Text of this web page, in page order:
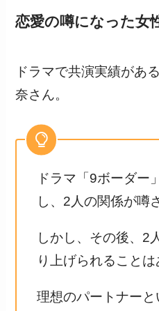
恋愛の噂になった女
ドラマで共演実績があ
奈さん。
ドラマ「9ボーダー
し、2人の関係が噂
しかし、その後、2
り上げられることは
理想のパートナー